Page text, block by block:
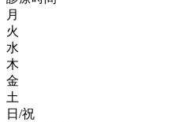
月
火
水
木
金
土
日/祝